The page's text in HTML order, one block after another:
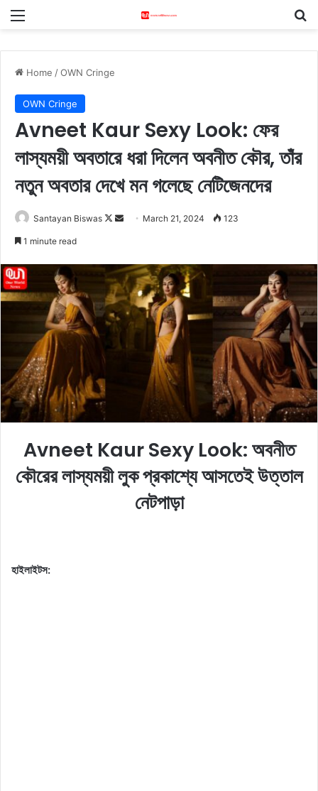
Home /OWN Cringe
OWN Cringe
Avneet Kaur Sexy Look: ফের
লাস্যময়ী অবতারে ধরা দিলেন অবনীত কৌর, তাঁর
নতুন অবতার দেখে মন গলেছে নেটিজেনদের
Santayan Biswas
F
l
o
w
o
d
a
n
March 21, 2024 123
1 minute read
Avneet Kaur Sexy Look: অবনীত
কৌরের লাস্যময়ী লুক প্রকাশ্যে আসতেই উত্তাল
নেটপাড়া
হাইলাইটস: